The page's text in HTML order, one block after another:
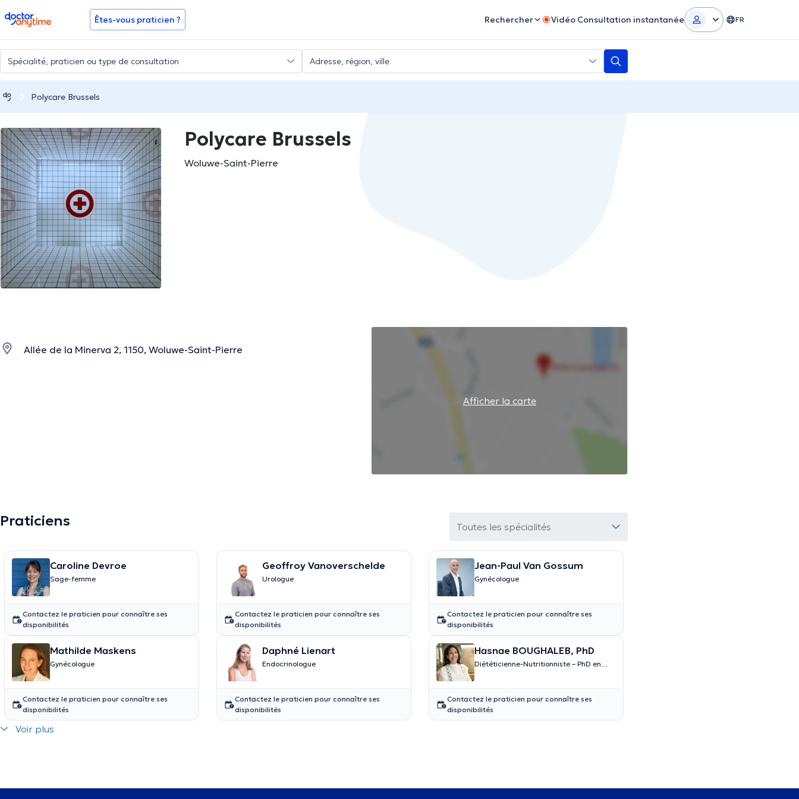
doctoranytime Êtes-vous praticien ? Rechercher Vidéo Consultation instantanée FR
Polycare Brussels
Polycare Brussels
Woluwe-Saint-Pierre
Allée de la Minerva 2, 1150, Woluwe-Saint-Pierre
Afficher la carte
Praticiens Toutes les spécialités
Caroline Devroe
Sage-femme
Contactez le praticien pour connaître ses
disponibilités
Geoffroy Vanoverschelde
Urologue
Contactez le praticien pour connaître ses
disponibilités
Jean-Paul Van Gossum
Gynécologue
Contactez le praticien pour connaître ses
disponibilités
Mathilde Maskens
Gynécologue
Contactez le praticien pour connaître ses
disponibilités
Daphné Lienart
Endocrinologue
Contactez le praticien pour connaître ses
disponibilités
Hasnae BOUGHALEB, PhD
Diététicienne-Nutritionniste – PhD en
Contactez le praticien pour connaître ses
disponibilités
Voir plus